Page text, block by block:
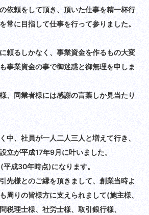
依頼をして頂き、頂いた仕事を精一杯行
常に目指して仕事を行って参りました。
頼るしかなく、事業資金を作るもの大変
事業資金の事で御迷惑と御無理を申しま
、同業者様には感謝の言葉しか見当たり
中、社員が一人二人三人と増えて行き、
立が平成17年9月に叶いました。
成30年時点)になります。
先様とのご縁を頂きまして、創業当時よ
周りの皆様方に支えられまして(施主様、
税理士様、社労士様、取引銀行様、